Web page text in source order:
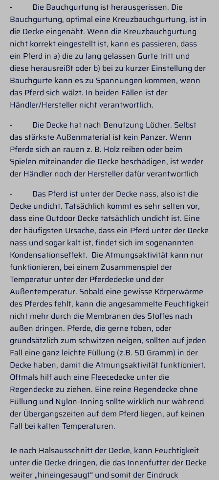
- Die Bauchgurtung ist herausgerissen. Die
Bauchgurtung, optimal eine Kreuzbauchgurtung, ist in
die Decke eingenäht. Wenn die Kreuzbauchgurtung
nicht korrekt eingestellt ist, kann es passieren, dass
ein Pferd in a) die zu lang gelassen Gurte tritt und
diese herausreißt oder b) bei zu kurzer Einstellung der
Bauchgurte kann es zu Spannungen kommen, wenn
das Pferd sich wälzt. In beiden Fällen ist der
Händler/Hersteller nicht verantwortlich.
- Die Decke hat nach Benutzung Löcher. Selbst
das stärkste Außenmaterial ist kein Panzer. Wenn
Pferde sich an rauen z. B. Holz reiben oder beim
Spielen miteinander die Decke beschädigen, ist weder
der Händler noch der Hersteller dafür verantwortlich
- Das Pferd ist unter der Decke nass, also ist die
Decke undicht. Tatsächlich kommt es sehr selten vor,
dass eine Outdoor Decke tatsächlich undicht ist. Eine
der häufigsten Ursache, dass ein Pferd unter der Decke
nass und sogar kalt ist, findet sich im sogenannten
Kondensationseffekt. Die Atmungsaktivität kann nur
funktionieren, bei einem Zusammenspiel der
Temperatur unter der Pferdedecke und der
Außentemperatur. Sobald eine gewisse Körperwärme
des Pferdes fehlt, kann die angesammelte Feuchtigkeit
nicht mehr durch die Membranen des Stoffes nach
außen dringen. Pferde, die gerne toben, oder
grundsätzlich zum schwitzen neigen, sollten auf jeden
Fall eine ganz leichte Füllung (z.B. 50 Gramm) in der
Decke haben, damit die Atmungsaktivität funktioniert.
Oftmals hilf auch eine Fleecedecke unter die
Regendecke zu ziehen. Eine reine Regendecke ohne
Füllung und Nylon-Inning sollte wirklich nur während
der Übergangszeiten auf dem Pferd liegen, auf keinen
Fall bei kalten Temperaturen.
Je nach Halsausschnitt der Decke, kann Feuchtigkeit
unter die Decke dringen, die das Innenfutter der Decke
weiter „hineingesaugt“ und somit der Eindruck